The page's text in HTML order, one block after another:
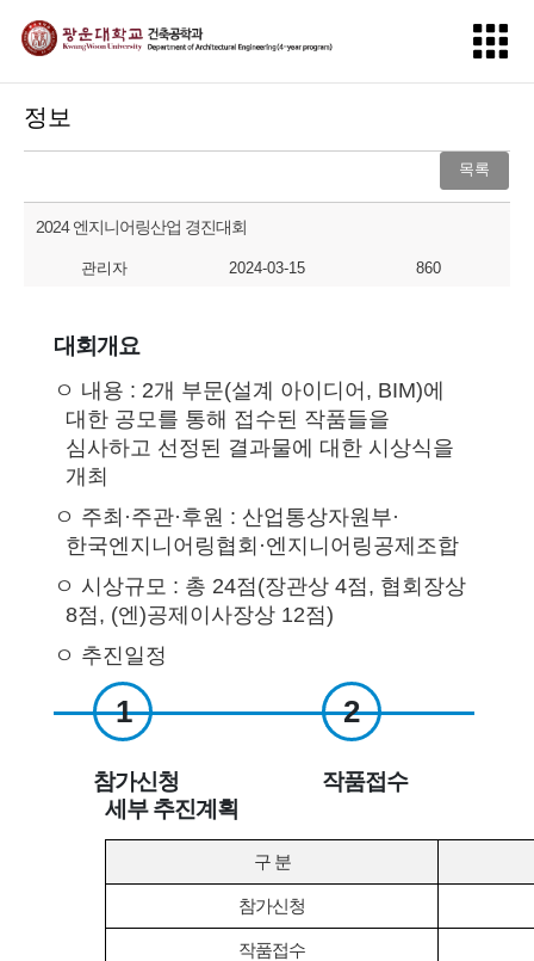
정보
목록
2024 엔지니어링산업 경진대회
관리자 2024-03-15 860
대회개요
ㅇ 내용 : 2개 부문(설계 아이디어, BIM)에
대한 공모를 통해 접수된 작품들을
심사하고 선정된 결과물에 대한 시상식을
개최
ㅇ 주최·주관·후원 : 산업통상자원부·
한국엔지니어링협회·엔지니어링공제조합
ㅇ 시상규모 : 총 24점(장관상 4점, 협회장상
8점, (엔)공제이사장상 12점)
ㅇ 추진일정
1
참가신청
2
작품접수
평가 결과발표
세부 추진계획
구 분
참가신청
작품접수